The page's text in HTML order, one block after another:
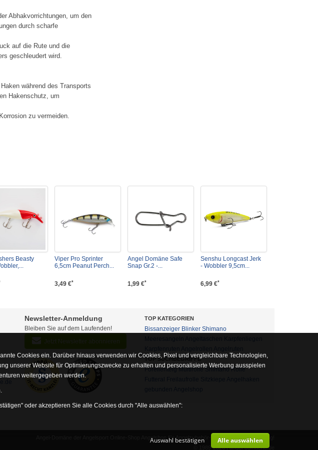
Abhakvorrichtungen, um den
durch scharfe
auf die Rute und die
geschleudert wird.
während des Transports
Hakenschutz, um
zu vermeiden.
Beasty
Viper Pro Sprinter
6,5cm Peanut Perch...
3,49 €*
Angel Domäne Safe
Snap Gr.2 -...
1,99 €*
Senshu Longcast Jerk
- Wobbler 9,5cm...
6,99 €*
Newsletter-Anmeldung
Bleiben Sie auf dem Laufenden!
Jetzt Newsletter abonnieren
TOP KATEGORIEN
Bissanzeiger Blinker Shimano
TOP SUCHBEGRIFFE
Forellenteig Multirolle Shimano Rolle
Angel-Domäne der Angelsport Online-Shop Angelshop für Angelzubehör- und Outdoor-Ausrüstung!
© 1989-2026 | angel-domaene.de
Cookies ein. Darüber hinaus verwenden wir Cookies, Pixel und vergleichbare Technologien,
unserer Website für Optimierungszwecke zu erhalten und personalisierte Werbung ausspielen
weitergegeben werden.
oder akzeptieren Sie alle Cookies durch "Alle auswählen":
Kundenkonto), weshalb auf diese nicht verzichtet werden kann
Auswahl bestätigen Alle auswählen